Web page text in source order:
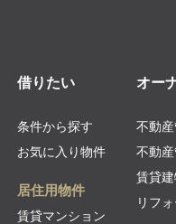
借りたい
条件から探す
お気に入り物件
居住用物件
賃貸マンション
オー
不動
不動
賃貸
リフ